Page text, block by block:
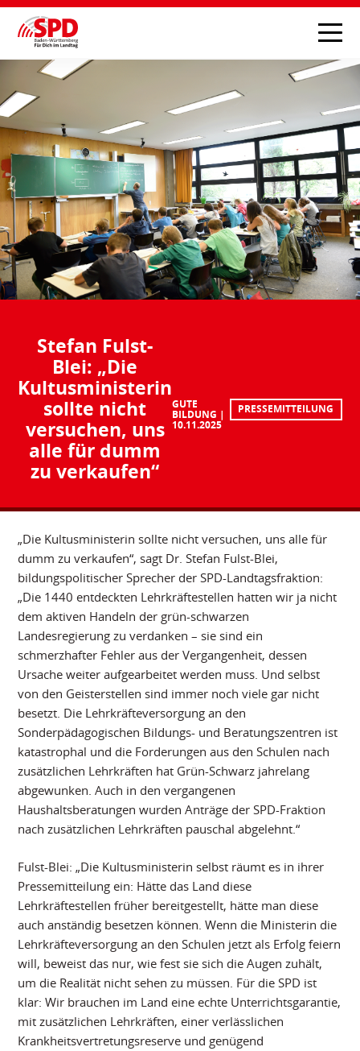
Stefan Fulst-
Blei: „Die
Kultusministerin
sollte nicht
versuchen, uns
alle für dumm
zu verkaufen“
GUTE
BILDUNG
10.11.2025
PRESSEMITTEILUNG
„Die Kultusministerin sollte nicht versuchen, uns alle für
dumm zu verkaufen“, sagt Dr. Stefan Fulst-Blei,
bildungspolitischer Sprecher der SPD-Landtagsfraktion:
„Die 1440 entdeckten Lehrkräftestellen hatten wir ja nicht
dem aktiven Handeln der grün-schwarzen
Landesregierung zu verdanken – sie sind ein
schmerzhafter Fehler aus der Vergangenheit, dessen
Ursache weiter aufgearbeitet werden muss. Und selbst
von den Geisterstellen sind immer noch viele gar nicht
besetzt. Die Lehrkräfteversorgung an den
Sonderpädagogischen Bildungs- und Beratungszentren ist
katastrophal und die Forderungen aus den Schulen nach
zusätzlichen Lehrkräften hat Grün-Schwarz jahrelang
abgewunken. Auch in den vergangenen
Haushaltsberatungen wurden Anträge der SPD-Fraktion
nach zusätzlichen Lehrkräften pauschal abgelehnt.“
Fulst-Blei: „Die Kultusministerin selbst räumt es in ihrer
Pressemitteilung ein: Hätte das Land diese
Lehrkräftestellen früher bereitgestellt, hätte man diese
auch anständig besetzen können. Wenn die Ministerin die
Lehrkräfteversorgung an den Schulen jetzt als Erfolg feiern
will, beweist das nur, wie fest sie sich die Augen zuhält,
um die Realität nicht sehen zu müssen. Für die SPD ist
klar: Wir brauchen im Land eine echte Unterrichtsgarantie,
mit zusätzlichen Lehrkräften, einer verlässlichen
Krankheitsvertretungsreserve und genügend